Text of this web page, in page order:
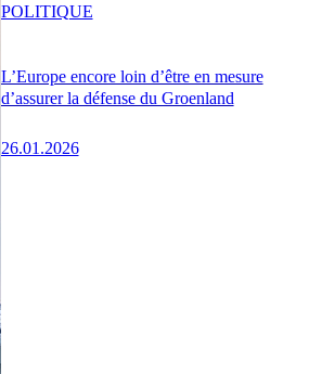
L’Europe encore loin d’être en mesure
d’assurer la défense du Groenland
26.01.2026
POLITIQUE